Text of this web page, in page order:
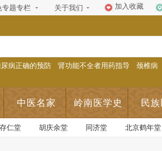
专题专栏 关于我们 加入收藏
病正确的预防 肾功能不全者用药指导 颈椎病
中医名家 岭南医学史 民
仁堂 胡庆余堂 同济堂 北京鹤年堂